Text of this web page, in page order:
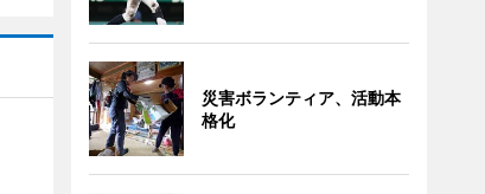
災害ボランティア、活動本
格化